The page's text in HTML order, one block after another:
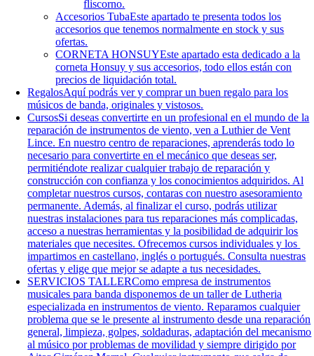
fliscorno.
Accesorios TubaEste apartado te presenta todos los
accesorios que tenemos normalmente en stock y sus
ofertas.
CORNETA HONSUYEste apartado esta dedicado a la
corneta Honsuy y sus accesorios, todo ellos están con
precios de liquidación total.
RegalosAquí podrás ver y comprar un buen regalo para los
músicos de banda, originales y vistosos.
CursosSi deseas convertirte en un profesional en el mundo de la
reparación de instrumentos de viento, ven a Luthier de Vent
Lince. En nuestro centro de reparaciones, aprenderás todo lo
necesario para convertirte en el mecánico que deseas ser,
permitiéndote realizar cualquier trabajo de reparación y
construcción con confianza y los conocimientos adquiridos. Al
completar nuestros cursos, contaras con nuestro asesoramiento
permanente. Además, al finalizar el curso, podrás utilizar
nuestras instalaciones para tus reparaciones más complicadas,
acceso a nuestras herramientas y la posibilidad de adquirir los
materiales que necesites. Ofrecemos cursos individuales y los
impartimos en castellano, inglés o portugués. Consulta nuestras
ofertas y elige que mejor se adapte a tus necesidades.
SERVICIOS TALLERComo empresa de instrumentos
musicales para banda disponemos de un taller de Lutheria
especializada en instrumentos de viento. Reparamos cualquier
problema que se le presente al instrumento desde una reparación
general, limpieza, golpes, soldaduras, adaptación del mecanismo
al músico por problemas de movilidad y siempre dirigido por